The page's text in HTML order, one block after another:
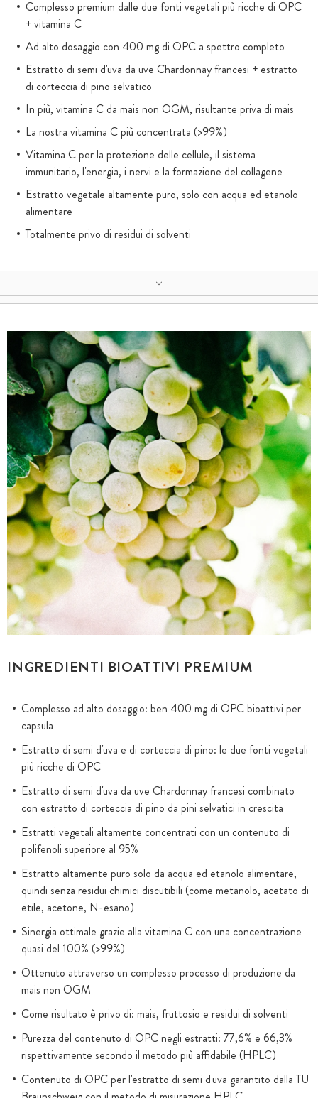
Complesso premium dalle due fonti vegetali più ricche di OPC
+ vitamina C
Ad alto dosaggio con 400 mg di OPC a spettro completo
Estratto di semi d'uva da uve Chardonnay francesi + estratto
di corteccia di pino selvatico
In più, vitamina C da mais non OGM, risultante priva di mais
La nostra vitamina C più concentrata (>99%)
Vitamina C per la protezione delle cellule, il sistema
immunitario, l'energia, i nervi e la formazione del collagene
Estratto vegetale altamente puro, solo con acqua ed etanolo
alimentare
Totalmente privo di residui di solventi
INGREDIENTI BIOATTIVI PREMIUM
Complesso ad alto dosaggio: ben 400 mg di OPC bioattivi per
capsula
Estratto di semi d'uva e di corteccia di pino: le due fonti vegetali
più ricche di OPC
Estratto di semi d'uva da uve Chardonnay francesi combinato
con estratto di corteccia di pino da pini selvatici in crescita
Estratti vegetali altamente concentrati con un contenuto di
polifenoli superiore al 95%
Estratto altamente puro solo da acqua ed etanolo alimentare,
quindi senza residui chimici discutibili (come metanolo, acetato di
etile, acetone, N-esano)
Sinergia ottimale grazie alla vitamina C con una concentrazione
quasi del 100% (>99%)
Ottenuto attraverso un complesso processo di produzione da
mais non OGM
Come risultato è privo di: mais, fruttosio e residui di solventi
Purezza del contenuto di OPC negli estratti: 77,6% e 66,3%
rispettivamente secondo il metodo più affidabile (HPLC)
Contenuto di OPC per l'estratto di semi d'uva garantito dalla TU